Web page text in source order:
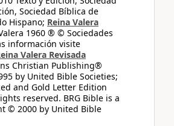
Sociedad Bíblica de
Hispano; Reina Valera
1960 ® © Sociedades
información visite
Valera Revisada
Christian Publishing®
by United Bible Societies;
and Gold Letter Edition
reserved. BRG Bible is a
© 2000 by United Bible